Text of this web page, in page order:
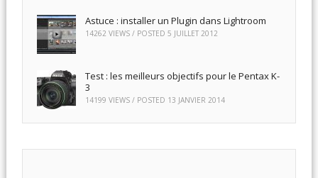
Astuce : installer un Plugin dans Lightroom
14262 VIEWS / POSTED 5 JUILLET 2012
Test : les meilleurs objectifs pour le Pentax K-
3
14199 VIEWS / POSTED 13 JANVIER 2014